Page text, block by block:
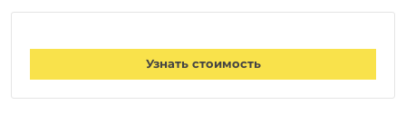
Узнать стоимость